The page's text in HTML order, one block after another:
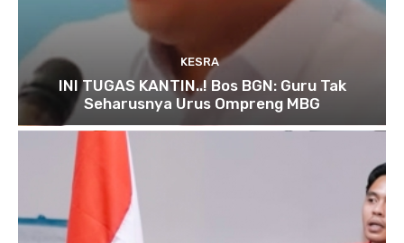
KESRA
INI TUGAS KANTIN..! Bos BGN: Guru Tak
Seharusnya Urus Ompreng MBG